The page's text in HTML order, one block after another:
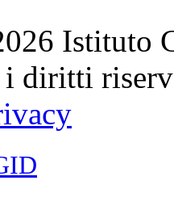
Istituto
diritti